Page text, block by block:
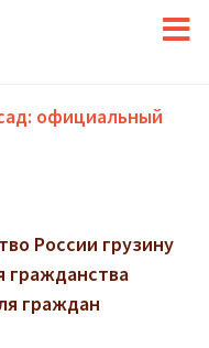
официальный
России грузину
гражданства
граждан